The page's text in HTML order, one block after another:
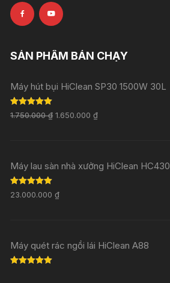
SẢN PHẨM BÁN CHẠY
Máy hút bụi HiClean SP30 1500W 30L
Rated 5.00
out of 5
1.750.000₫ 1.650.000₫
Máy lau sàn nhà xưởng HiClean HC430
Rated5.00
out of 5
23.000.000₫
Máy quét rác ngồi lái HiClean A88